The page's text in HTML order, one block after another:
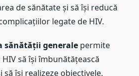
de sănătate și să își reducă
legate de HIV.
sănătății generale permite
să își îmbunătățească
să își realizeze obiectivele.